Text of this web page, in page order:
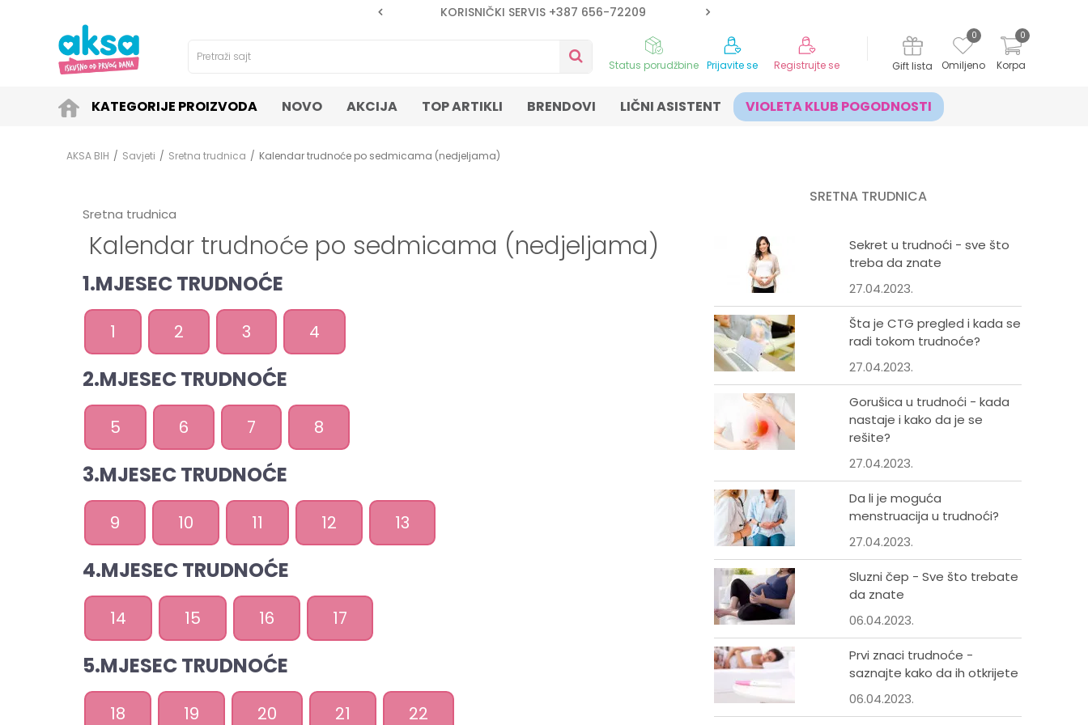
KORISNIČKI SERVIS +387 656-72209
Pretraži sajt
Korpa
0
Omiljeno
0
Gift lista
Prijavite se Registrujte se
Status porudžbine
KATEGORIJE PROIZVODA NOVO AKCIJA TOP ARTIKLI BRENDOVI LIČNI ASISTENT VIOLETA KLUB POGODNOSTI
AKSA BIH Savjeti Sretna trudnica Kalendar trudnoće po sedmicama (nedjeljama)
Sretna trudnica
Kalendar trudnoće po sedmicama (nedjeljama)
1.MJESEC TRUDNOĆE
1 2 3 4
2.MJESEC TRUDNOĆE
5 6 7 8
3.MJESEC TRUDNOĆE
9 10 11 12 13
4.MJESEC TRUDNOĆE
14 15 16 17
5.MJESEC TRUDNOĆE
18 19 20 21 22
SRETNA TRUDNICA
Sekret u trudnoći - sve što
treba da znate
27.04.2023.
Šta je CTG pregled i kada se
radi tokom trudnoće?
27.04.2023.
Gorušica u trudnoći - kada
nastaje i kako da je se
rešite?
27.04.2023.
Da li je moguća
menstruacija u trudnoći?
27.04.2023.
Sluzni čep - Sve što trebate
da znate
06.04.2023.
Prvi znaci trudnoće -
saznajte kako da ih otkrijete
06.04.2023.